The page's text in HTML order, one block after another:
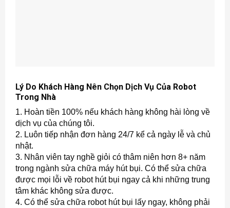
Lý Do Khách Hàng Nên Chọn Dịch Vụ Của Robot
Trong Nhà
1. Hoàn tiền 100% nếu khách hàng không hài lòng về
dịch vụ của chúng tôi.
2. Luôn tiếp nhận đơn hàng 24/7 kể cả ngày lễ và chủ
nhật.
3. Nhân viên tay nghề giỏi có thâm niên hơn 8+ năm
trong ngành sửa chữa máy hút bụi. Có thể sửa chữa
được mọi lỗi về robot hút bụi ngay cả khi những trung
tâm khác không sửa được.
4. Có thể sửa chữa robot hút bụi lấy ngay, không phải